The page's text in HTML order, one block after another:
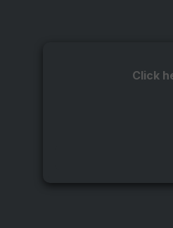
Click